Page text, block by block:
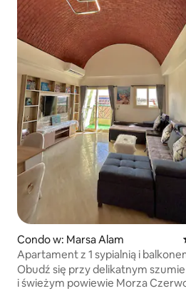
Condo w: Marsa Alam
Apartament z 1 sypialnią i
z widokiem na morze, w
wypoczynkowym z w pełni
Obudź się przy delikatnym szumie
i świeżym powiewie Morza